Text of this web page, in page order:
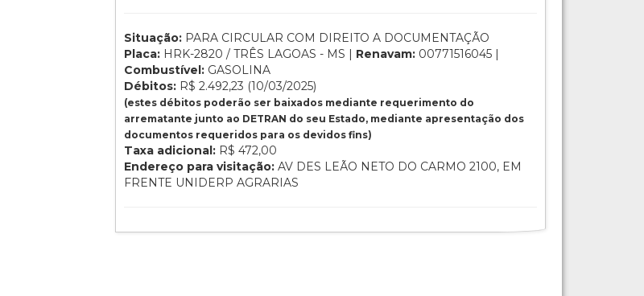
Situação: PARA CIRCULAR COM DIREITO A DOCUMENTAÇÃO
Placa: HRK-2820 / TRÊS LAGOAS - MS | Renavam: 00771516045 |
Combustível: GASOLINA
Débitos: R$ 2.492,23 (10/03/2025)
(estes débitos poderão ser baixados mediante requerimento do
arrematante junto ao DETRAN do seu Estado, mediante apresentação dos
documentos requeridos para os devidos fins)
Taxa adicional: R$ 472,00
Endereço para visitação: AV DES LEÃO NETO DO CARMO 2100, EM
FRENTE UNIDERP AGRARIAS